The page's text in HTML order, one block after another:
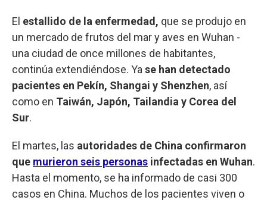
El estallido de la enfermedad, que se produjo en
un mercado de frutos del mar y aves en Wuhan -
una ciudad de once millones de habitantes,
continúa extendiéndose. Ya se han detectado
pacientes en Pekín, Shangai y Shenzhen, así
como en Taiwán, Japón, Tailandia y Corea del
Sur.
El martes, las autoridades de China confirmaron
que murieron seis personas infectadas en Wuhan.
Hasta el momento, se ha informado de casi 300
casos en China. Muchos de los pacientes viven o